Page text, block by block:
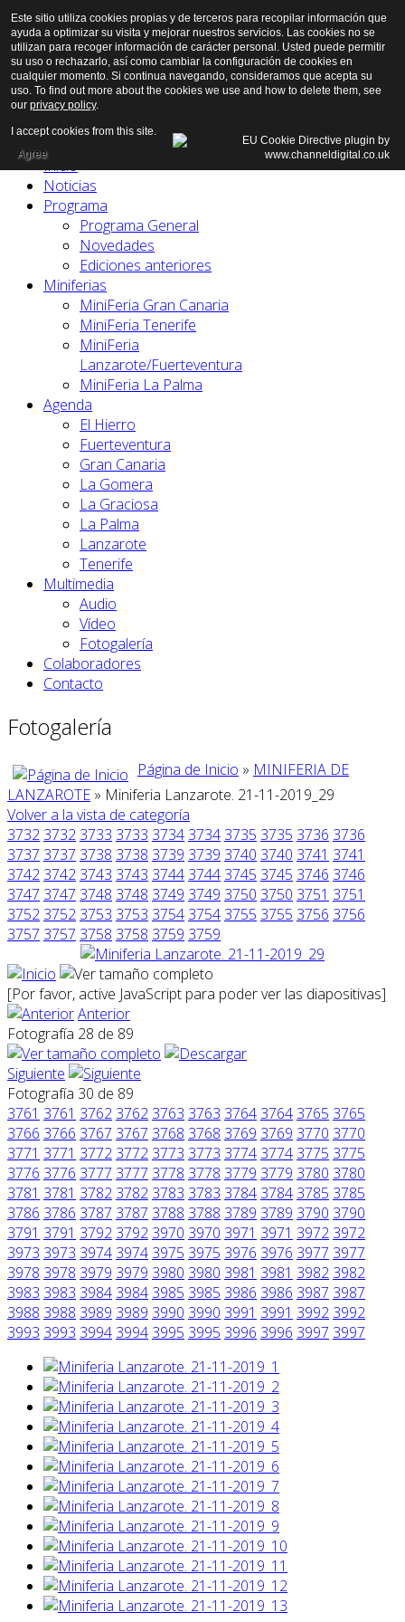
Inicio
Noticias
Programa
Programa General
Novedades
Ediciones anteriores
Miniferias
MiniFeria Gran Canaria
MiniFeria Tenerife
MiniFeria
Lanzarote/Fuerteventura
MiniFeria La Palma
Agenda
El Hierro
Fuerteventura
Gran Canaria
La Gomera
La Graciosa
La Palma
Lanzarote
Tenerife
Multimedia
Audio
Vídeo
Fotogalería
Colaboradores
Contacto
Fotogalería
Página de Inicio » MINIFERIA DE
LANZAROTE » Miniferia Lanzarote. 21-11-2019_29
Volver a la vista de categoría
3732 3732 3733 3733 3734 3734 3735 3735 3736 3736
3737 3737 3738 3738 3739 3739 3740 3740 3741 3741
3742 3742 3743 3743 3744 3744 3745 3745 3746 3746
3747 3747 3748 3748 3749 3749 3750 3750 3751 3751
3752 3752 3753 3753 3754 3754 3755 3755 3756 3756
3757 3757 3758 3758 3759 3759
[Por favor, active JavaScript para poder ver las diapositivas]
Anterior
Fotografía 28 de 89
Siguiente
Fotografía 30 de 89
3761 3761 3762 3762 3763 3763 3764 3764 3765 3765
3766 3766 3767 3767 3768 3768 3769 3769 3770 3770
3771 3771 3772 3772 3773 3773 3774 3774 3775 3775
3776 3776 3777 3777 3778 3778 3779 3779 3780 3780
3781 3781 3782 3782 3783 3783 3784 3784 3785 3785
3786 3786 3787 3787 3788 3788 3789 3789 3790 3790
3791 3791 3792 3792 3970 3970 3971 3971 3972 3972
3973 3973 3974 3974 3975 3975 3976 3976 3977 3977
3978 3978 3979 3979 3980 3980 3981 3981 3982 3982
3983 3983 3984 3984 3985 3985 3986 3986 3987 3987
3988 3988 3989 3989 3990 3990 3991 3991 3992 3992
3993 3993 3994 3994 3995 3995 3996 3996 3997 3997
Este sitio utiliza cookies propias y de terceros para recopilar información que
ayuda a optimizar su visita y mejorar nuestros servicios. Las cookies no se
utilizan para recoger información de carácter personal. Usted puede permitir
su uso o rechazarlo, así como cambiar la configuración de cookies en
cualquier momento. Si continua navegando, consideramos que acepta su
uso. To find out more about the cookies we use and how to delete them, see
our privacy policy.
I accept cookies from this site.
Agree